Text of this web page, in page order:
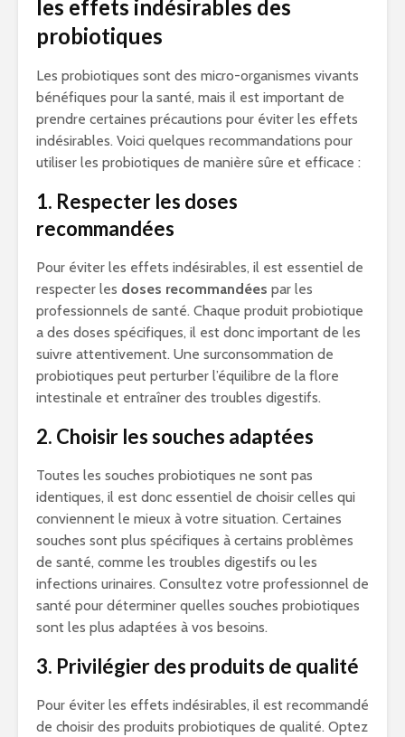
les effets indésirables des
probiotiques
Les probiotiques sont des micro-organismes vivants
bénéfiques pour la santé, mais il est important de
prendre certaines précautions pour éviter les effets
indésirables. Voici quelques recommandations pour
utiliser les probiotiques de manière sûre et efficace :
1. Respecter les doses
recommandées
Pour éviter les effets indésirables, il est essentiel de
respecter les doses recommandées par les
professionnels de santé. Chaque produit probiotique
a des doses spécifiques, il est donc important de les
suivre attentivement. Une surconsommation de
probiotiques peut perturber l’équilibre de la flore
intestinale et entraîner des troubles digestifs.
2. Choisir les souches adaptées
Toutes les souches probiotiques ne sont pas
identiques, il est donc essentiel de choisir celles qui
conviennent le mieux à votre situation. Certaines
souches sont plus spécifiques à certains problèmes
de santé, comme les troubles digestifs ou les
infections urinaires. Consultez votre professionnel de
santé pour déterminer quelles souches probiotiques
sont les plus adaptées à vos besoins.
3. Privilégier des produits de qualité
Pour éviter les effets indésirables, il est recommandé
de choisir des produits probiotiques de qualité. Optez